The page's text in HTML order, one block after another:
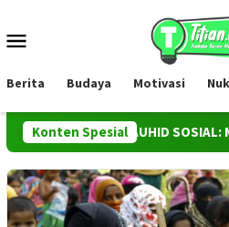
konten
Berita Budaya Motivasi
Konten Spesial
WADAS DAN TAUHID SOSIAL: